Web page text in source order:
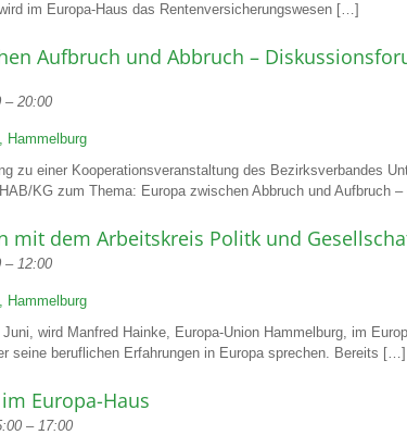
im Europa-Haus das Rentenversicherungswesen […]
Aufbruch und Abbruch –
– 20:00
Hammelburg
zu einer Kooperationsveranstaltung des Bezirksverbandes
KG zum Thema: Europa zwischen Abbruch und Aufbruch
mit dem Arbeitskreis Politk und
– 12:00
Hammelburg
wird Manfred Hainke, Europa-Union Hammelburg, im
seine beruflichen Erfahrungen in Europa sprechen. Bereits […]
Europa-Haus
– 17:00